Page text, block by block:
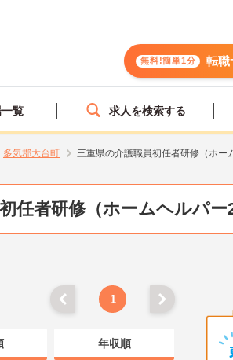
無料!簡単1分 転職
覧 求人を検索する
多気郡大台町 三重県の介護職員初任者研修（ホー
任者研修（ホームヘルパー
1
年収順